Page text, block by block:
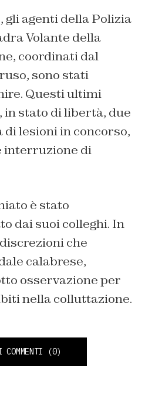
gli agenti della Polizia
Volante della
coordinati dal
sono stati
Questi ultimi
in stato di libertà, due
di lesioni in concorso,
interruzione di
è stato
dai suoi colleghi. In
che
calabrese,
osservazione per
nella colluttazione.
COMMENTI (0)